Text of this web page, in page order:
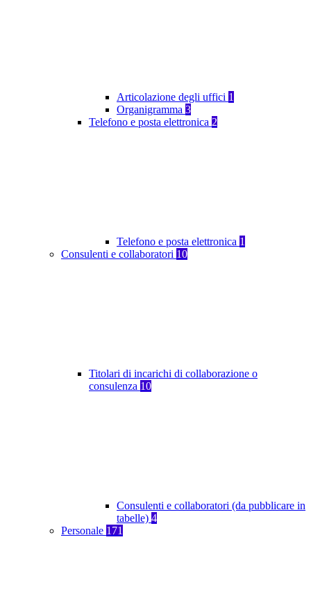
Articolazione degli uffici 1
Organigramma 3
Telefono e posta elettronica 2
Telefono e posta elettronica 1
Consulenti e collaboratori 10
Titolari di incarichi di collaborazione o
consulenza 10
Consulenti e collaboratori (da pubblicare in
tabelle) 4
Personale 171